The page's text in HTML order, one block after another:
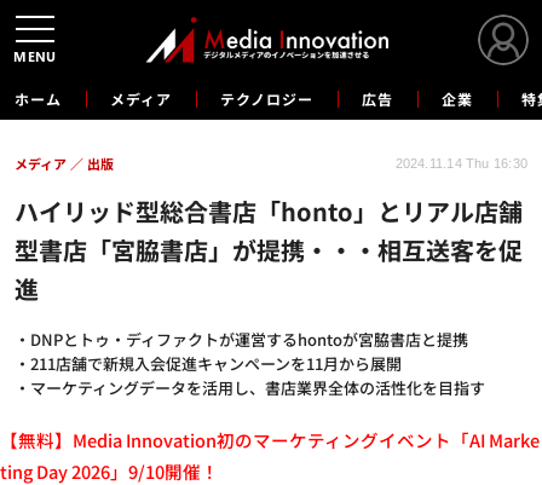
ホーム メディア テクノロジー 広告 企業 特
ハイリッド型総合書店「honto」とリアル店舗
型書店「宮脇書店」が提携・・・相互送客を促
進
・DNPとトゥ・ディファクトが運営するhontoが宮脇書店と提携
・211店舗で新規入会促進キャンペーンを11月から展開
・マーケティングデータを活用し、書店業界全体の活性化を目指す
メディア 出版 2024.11.14 Thu 16:30
【無料】Media Innovation初のマーケティングイベント「AI Marke
ting Day 2026」9/10開催！
MENU